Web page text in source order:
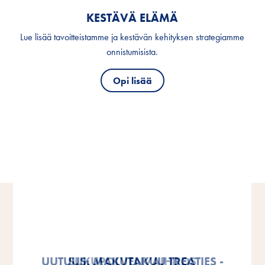
KESTÄVÄ ELÄMÄ
Lue lisää tavoitteistamme ja kestävän kehityksen strategiamme
onnistumisista.
Opi lisää
VITAKRAFT OSALLISTUI HELSINGIN
SUKUPOLVENVAIHDOS
UUTUUS: MAKUTAKUU TREATIES -
VITAKRAFT OSALLISTUI HELSINGIN
SUKUPOLVENVAIHDOS